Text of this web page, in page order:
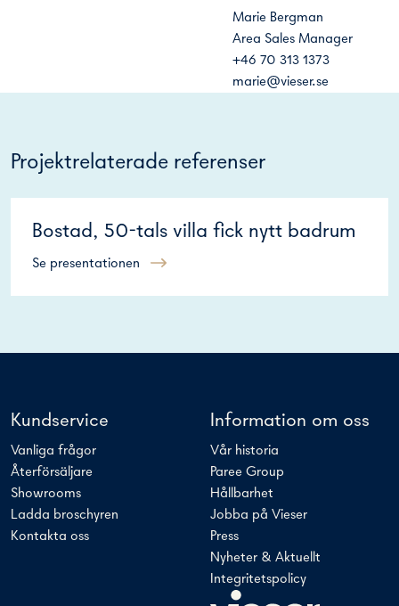
Marie Bergman
Area Sales Manager
+46 70 313 1373
marie@vieser.se
Projektrelaterade referenser
Bostad, 50-tals villa fick nytt badrum
Se presentationen
Kundservice
Vanliga frågor
Återförsäljare
Showrooms
Ladda broschyren
Kontakta oss
Information om oss
Vår historia
Paree Group
Hållbarhet
Jobba på Vieser
Press
Nyheter & Aktuellt
Integritetspolicy